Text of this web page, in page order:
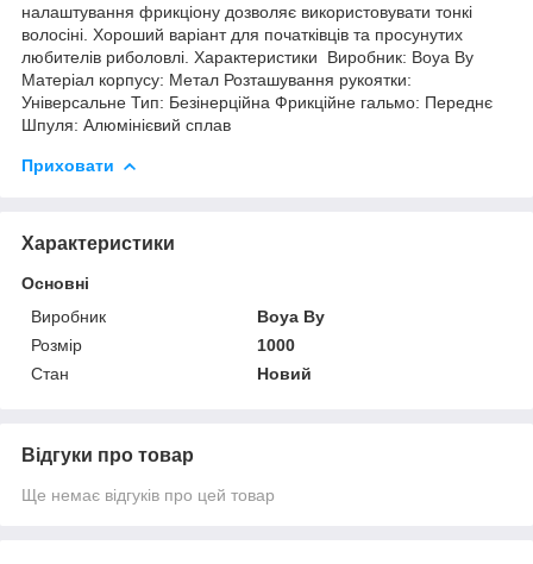
налаштування фрикціону дозволяє використовувати тонкі
волосіні. Хороший варіант для початківців та просунутих
любителів риболовлі. Характеристики Виробник: Boya By
Матеріал корпусу: Метал Розташування рукоятки:
Універсальне Тип: Безінерційна Фрикційне гальмо: Переднє
Шпуля: Алюмінієвий сплав
Приховати
Характеристики
Основні
Виробник
Boya By
Розмір
1000
Стан
Новий
Відгуки про товар
Ще немає відгуків про цей товар